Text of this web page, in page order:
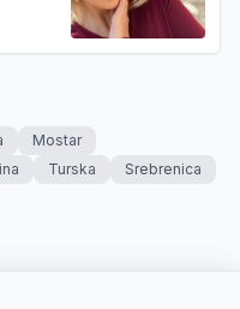
Mostar
Turska
Srebrenica